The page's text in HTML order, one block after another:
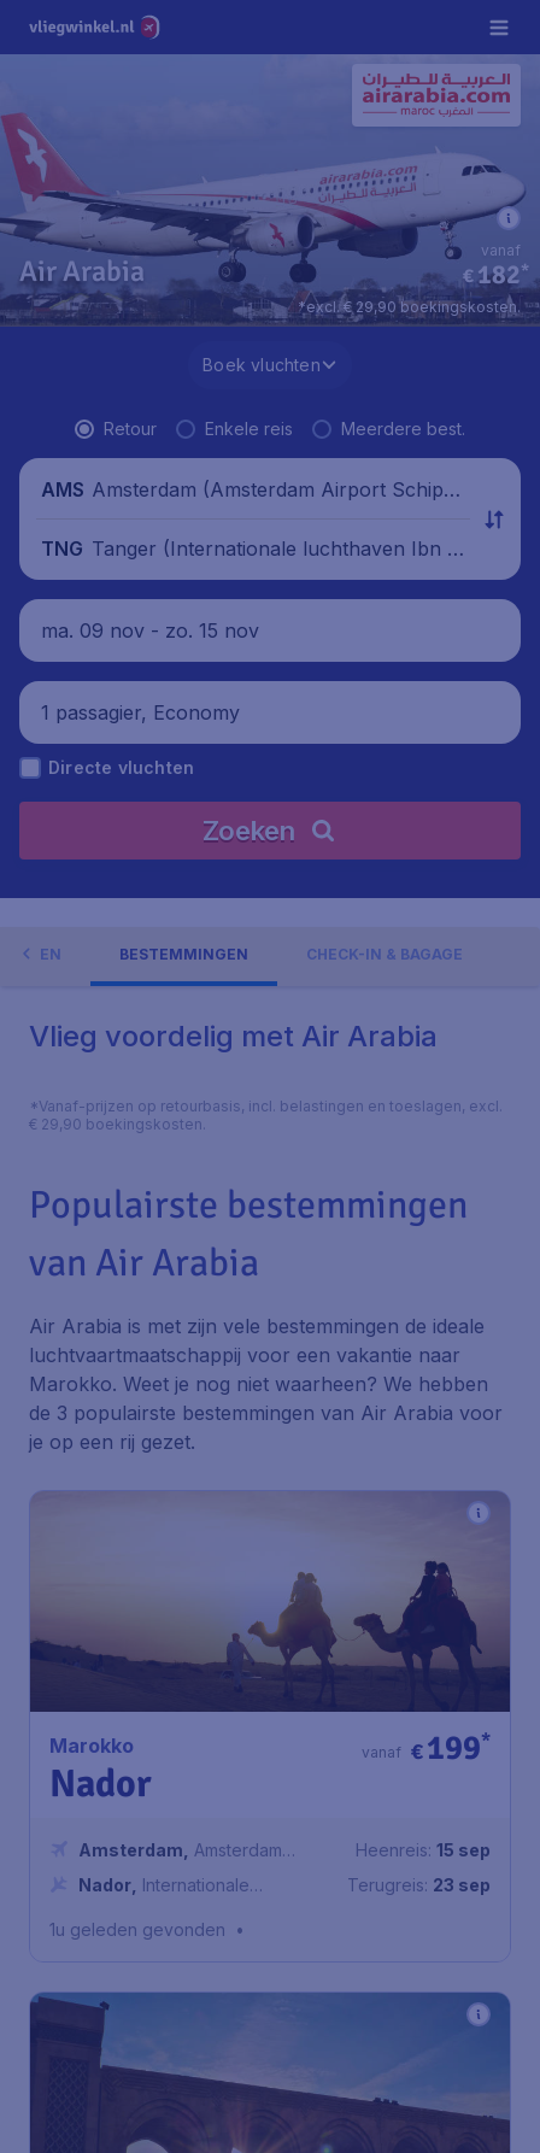
Air Arabia €182*
vanaf
*excl. € 29,90 boekingskosten.
Boek vluchten
Retour Enkele reis Meerdere best.
AMS Amsterdam (Amsterdam Airport Schipho
TNG Tanger (Internationale luchthaven Ibn B
atouta), Marokko
ma. 09 nov - zo. 15 nov
1 passagier, Economy
Directe vluchten
Zoeken
BESTEMMINGEN CHECK-IN & BAGAGE
Vlieg voordelig met Air Arabia
*Vanaf-prijzen op retourbasis, incl. belastingen en toeslagen, excl.
€ 29,90 boekingskosten.
Populairste bestemmingen
van Air Arabia
Air Arabia is met zijn vele bestemmingen de ideale
luchtvaartmaatschappij voor een vakantie naar
Marokko. Weet je nog niet waarheen? We hebben
de 3 populairste bestemmingen van Air Arabia voor
je op een rij gezet.
Marokko
Nador
€199*
vanaf
Amsterdam
Amsterdam
Airport Schiphol
Nador Internationale
Heenreis: 15 sep
Terugreis: 23 sep
1u geleden gevonden •